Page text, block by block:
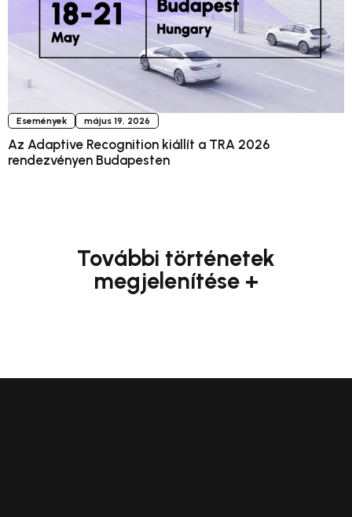
Események május 19, 2026
Az Adaptive Recognition kiállít a TRA 2026
rendezvényen Budapesten
További történetek
megjelenítése +